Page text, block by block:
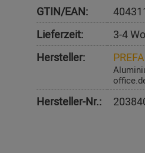
GTIN/EAN:
Lieferzeit:
3-4
Hersteller:
Hersteller-Nr.: